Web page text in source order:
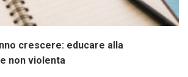
crescere: educare alla
non violenta